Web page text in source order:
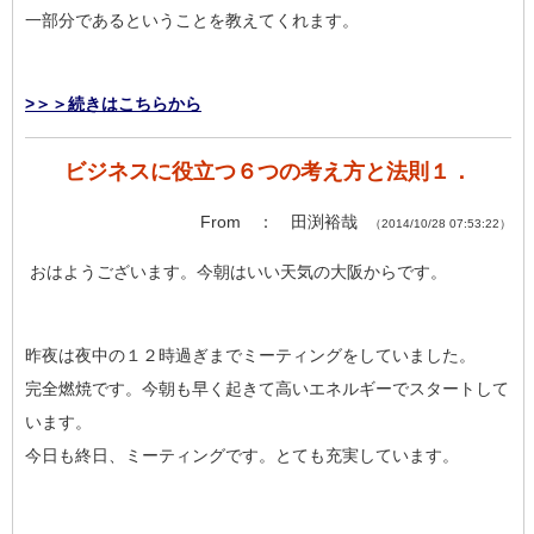
一部分であるということを教えてくれます。
>＞＞続きはこちらから
ビジネスに役立つ６つの考え方と法則１．
From ： 田渕裕哉 （2014/10/28 07:53:22）
おはようございます。今朝はいい天気の大阪からです。
昨夜は夜中の１２時過ぎまでミーティングをしていました。
完全燃焼です。今朝も早く起きて高いエネルギーでスタートして
います。
今日も終日、ミーティングです。とても充実しています。